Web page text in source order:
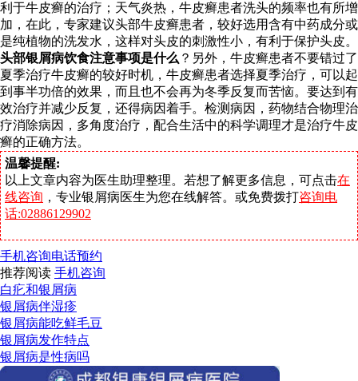
利于牛皮癣的治疗；天气炎热，牛皮癣患者洗头的频率也有所增
加，在此，专家建议头部牛皮癣患者，较好选用含有中药成分或
是纯植物的洗发水，这样对头皮的刺激性小，有利于保护头皮。
头部银屑病饮食注意事项是什么 ？另外，牛皮癣患者不要错过了
夏季治疗牛皮癣的较好时机，牛皮癣患者选择夏季治疗，可以起
到事半功倍的效果，而且也不会再为冬季反复而苦恼。要达到有
效治疗并减少反复，还得病因着手。检测病因，药物结合物理治
疗消除病因，多角度治疗，配合生活中的科学调理才是治疗牛皮
癣的正确方法。
温馨提醒:
以上文章内容为医生助理整理。若想了解更多信息，可点击在
线咨询 ，专业银屑病医生为您在线解答。或免费拨打咨询电
话:02886129902
手机咨询电话预约
推荐阅读 手机咨询
白疕和银屑病
银屑病伴湿疹
银屑病能吃鲜毛豆
银屑病发作特点
银屑病是性病吗